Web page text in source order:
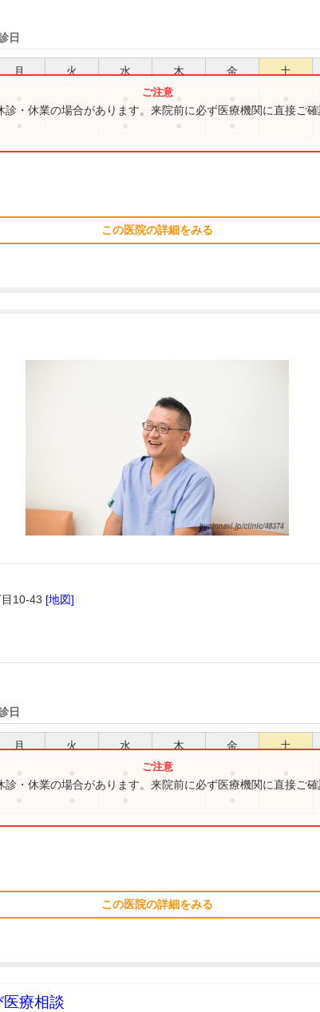
日
月 火 水 木 金 土
診・休業の場合があります。来院前に必ず医療機関に直接ご確
この医院の詳細をみる
10-43 [地図]
日
月 火 水 木 金 土
診・休業の場合があります。来院前に必ず医療機関に直接ご確
この医院の詳細をみる
療相談